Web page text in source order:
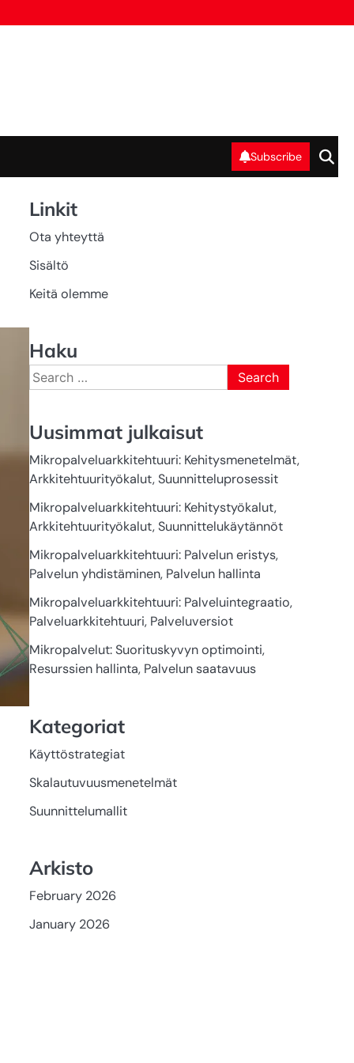
Subscribe
Linkit
Ota yhteyttä
Sisältö
Keitä olemme
Haku
Search
for:
Uusimmat julkaisut
Mikropalveluarkkitehtuuri: Kehitysmenetelmät,
Arkkitehtuurityökalut, Suunnitteluprosessit
Mikropalveluarkkitehtuuri: Kehitystyökalut,
Arkkitehtuurityökalut, Suunnittelukäytännöt
Mikropalveluarkkitehtuuri: Palvelun eristys,
Palvelun yhdistäminen, Palvelun hallinta
Mikropalveluarkkitehtuuri: Palveluintegraatio,
Palveluarkkitehtuuri, Palveluversiot
Mikropalvelut: Suorituskyvyn optimointi,
Resurssien hallinta, Palvelun saatavuus
Kategoriat
Käyttöstrategiat
Skalautuvuusmenetelmät
Suunnittelumallit
Arkisto
February 2026
January 2026